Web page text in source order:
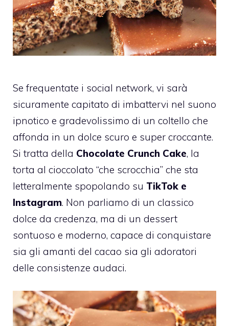
Se frequentate i social network, vi sarà
sicuramente capitato di imbattervi nel suono
ipnotico e gradevolissimo di un coltello che
affonda in un dolce scuro e super croccante.
Si tratta della Chocolate Crunch Cake, la
torta al cioccolato “che scrocchia” che sta
letteralmente spopolando su TikTok e
Instagram. Non parliamo di un classico
dolce da credenza, ma di un dessert
sontuoso e moderno, capace di conquistare
sia gli amanti del cacao sia gli adoratori
delle consistenze audaci.